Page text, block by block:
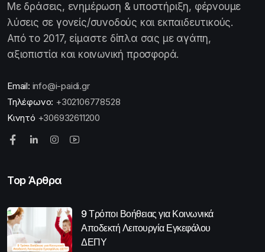
Με δράσεις, ενημέρωση & υποστήριξη, φέρνουμε
λύσεις σε γονείς/συνοδούς και εκπαιδευτικούς.
Από το 2017, είμαστε δίπλα σας με αγάπη,
αξιοπιστία και κοινωνική προσφορά.
Email: info@i-paidi.gr
Τηλέφωνο: +302106778528
Κινητό +306932611200
Top Άρθρα
9 Τρόποι Βοήθειας για Κοινωνικά
Αποδεκτή Λειτουργία Εγκεφάλου
ΔΕΠΥ